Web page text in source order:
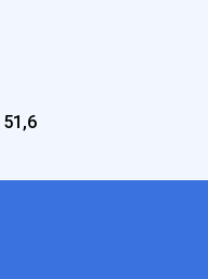
51,6